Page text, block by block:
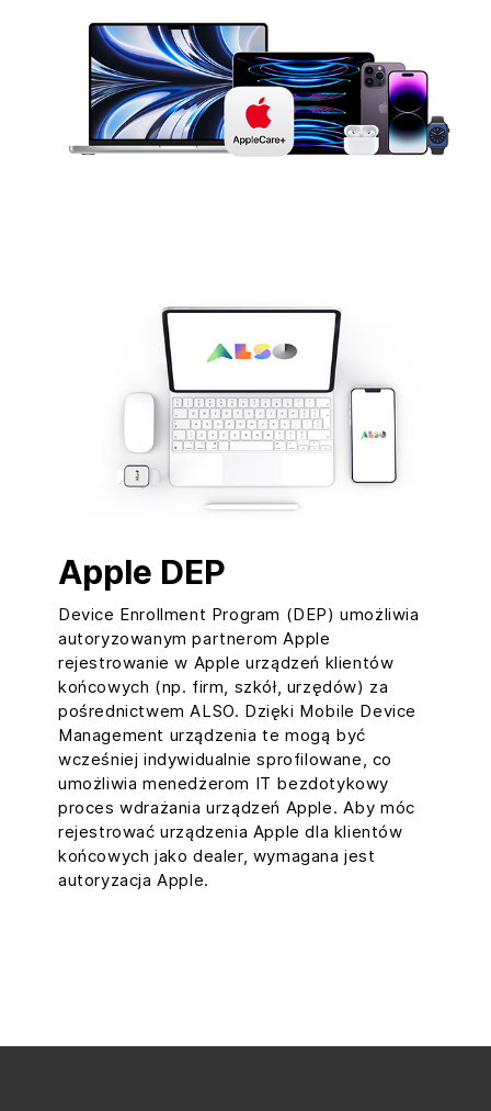
Apple DEP
Device Enrollment Program (DEP) umożliwia
autoryzowanym partnerom Apple
rejestrowanie w Apple urządzeń klientów
końcowych (np. firm, szkół, urzędów) za
pośrednictwem ALSO. Dzięki Mobile Device
Management urządzenia te mogą być
wcześniej indywidualnie sprofilowane, co
umożliwia menedżerom IT bezdotykowy
proces wdrażania urządzeń Apple. Aby móc
rejestrować urządzenia Apple dla klientów
końcowych jako dealer, wymagana jest
autoryzacja Apple.